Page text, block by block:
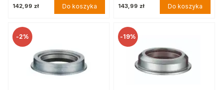
142,99 zł Do koszyka 143,99 zł Do koszyka
-2% -19%